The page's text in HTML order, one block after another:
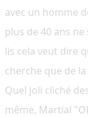
avec un homme
plus de 40 ans
lis cela veut dire
cherche que de
Quel joli cliché
même, Martial